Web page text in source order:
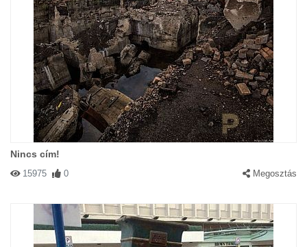
Nincs cím!
15975 0 Megosztás